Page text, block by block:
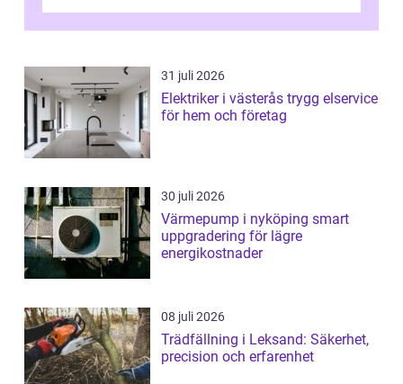
...
31 juli 2026
Elektriker i västerås trygg elservice
för hem och företag
30 juli 2026
Värmepump i nyköping smart
uppgradering för lägre
energikostnader
08 juli 2026
Trädfällning i Leksand: Säkerhet,
precision och erfarenhet